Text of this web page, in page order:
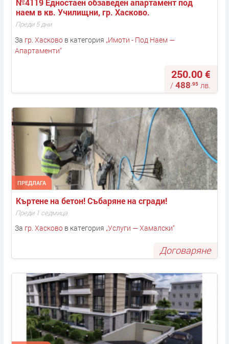
№4119 Едностаен обзаведен апартамент под
наем в кв. Училищни, гр. Хасково.
Преди 5 дни
За гр. Хасковов категория „Имоти - Под Наем —
Апартаменти“
250.00 €
/488.95 лв.
ПРЕДЛАГА
Къртене на бетон! Събаряне на сгради!
Преди 1 седмица
За гр. Хасковов категория „Услуги — Хамалски“
Договаряне